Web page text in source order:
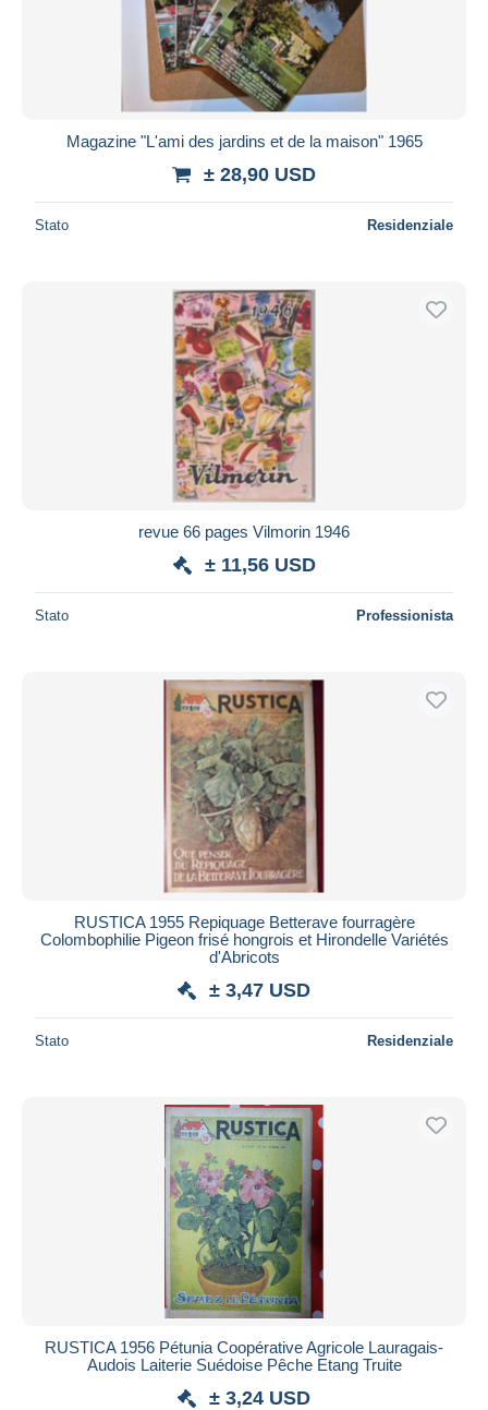
Magazine "L'ami des jardins et de la maison" 1965
± 28,90 USD
Stato Residenziale
revue 66 pages Vilmorin 1946
± 11,56 USD
Stato Professionista
RUSTICA 1955 Repiquage Betterave fourragère
Colombophilie Pigeon frisé hongrois et Hirondelle Variétés
d'Abricots
± 3,47 USD
Stato Residenziale
RUSTICA 1956 Pétunia Coopérative Agricole Lauragais-
Audois Laiterie Suédoise Pêche Etang Truite
± 3,24 USD